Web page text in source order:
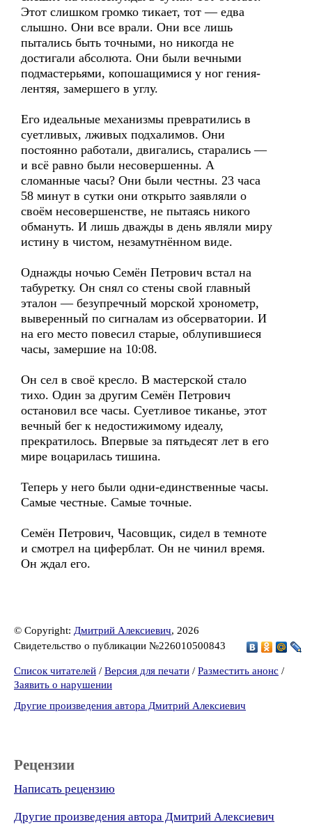
Этот слишком громко тикает, тот — едва
слышно. Они все врали. Они все лишь
пытались быть точными, но никогда не
достигали абсолюта. Они были вечными
подмастерьями, копошащимися у ног гения-
лентяя, замершего в углу.
Его идеальные механизмы превратились в
суетливых, лживых подхалимов. Они
постоянно работали, двигались, старались —
и всё равно были несовершенны. А
сломанные часы? Они были честны. 23 часа
58 минут в сутки они открыто заявляли о
своём несовершенстве, не пытаясь никого
обмануть. И лишь дважды в день являли миру
истину в чистом, незамутнённом виде.
Однажды ночью Семён Петрович встал на
табуретку. Он снял со стены свой главный
эталон — безупречный морской хронометр,
выверенный по сигналам из обсерватории. И
на его место повесил старые, облупившиеся
часы, замершие на 10:08.
Он сел в своё кресло. В мастерской стало
тихо. Один за другим Семён Петрович
остановил все часы. Суетливое тиканье, этот
вечный бег к недостижимому идеалу,
прекратилось. Впервые за пятьдесят лет в его
мире воцарилась тишина.
Теперь у него были одни-единственные часы.
Самые честные. Самые точные.
Семён Петрович, Часовщик, сидел в темноте
и смотрел на циферблат. Он не чинил время.
Он ждал его.
© Copyright: Дмитрий Алексиевич, 2026
Свидетельство о публикации №226010500843
Список читателей / Версия для печати / Разместить анонс /
Заявить о нарушении
Другие произведения автора Дмитрий Алексиевич
Рецензии
Написать рецензию
Другие произведения автора Дмитрий Алексиевич